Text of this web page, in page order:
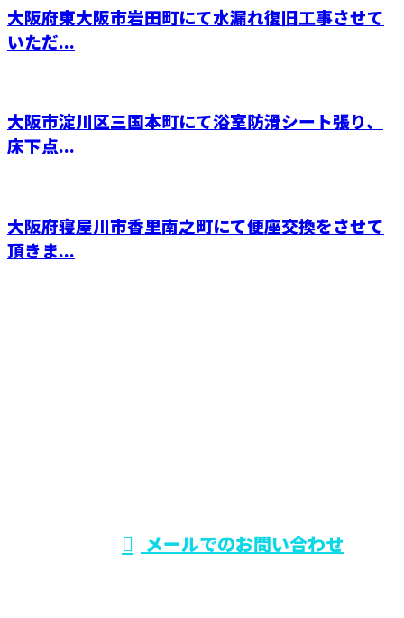
大阪府東大阪市岩田町にて水漏れ復旧工事させて
いただ...
大阪市淀川区三国本町にて浴室防滑シート張り、
床下点...
大阪府寝屋川市香里南之町にて便座交換をさせて
頂きま...
メールでのお問い合わせ